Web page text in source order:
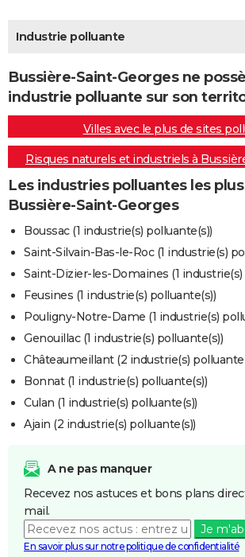
BONS PLANS
CARTE DE VOEUX
Carte de Noël
Carte Bonne année
Carte Saint-Valentin
Carte Pâques
Carte d'anniversaire
DICTIONNAIRE
Dictionnaire
Biographies
Citations
Expressions
Proverbes
PROGRAMME TV
COPAINS D'AVANT
Service militaire
Avis de recherche
AVIS DE DÉCÈS
FORUM
Industrie polluante
Bussière-Saint-Georges ne
industrie polluante sur son
Villes avec le plus de sites
Risques naturels et industriels à
Les industries polluantes les
Bussière-Saint-Georges
Boussac (1 industrie(s) polluante(s))
Saint-Silvain-Bas-le-Roc (1 industrie(s)
Saint-Dizier-les-Domaines (1 industrie(s)
Feusines (1 industrie(s) polluante(s))
Pouligny-Notre-Dame (1 industrie(s)
Genouillac (1 industrie(s) polluante(s))
Châteaumeillant (2 industrie(s)
Bonnat (1 industrie(s) polluante(s))
Culan (1 industrie(s) polluante(s))
Ajain (2 industrie(s) polluante(s))
A ne pas manquer
Recevez nos astuces et bons plans
mail.
Je
En savoir plus sur notre politique de confidentialité